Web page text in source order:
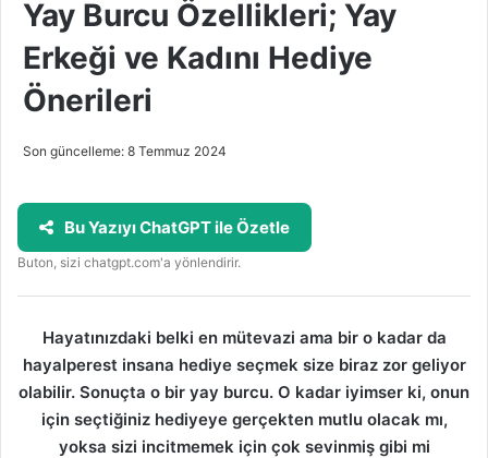
Yay Burcu Özellikleri; Yay
Erkeği ve Kadını Hediye
Önerileri
Son güncelleme: 8 Temmuz 2024
Bu Yazıyı ChatGPT ile Özetle
Buton, sizi chatgpt.com'a yönlendirir.
Hayatınızdaki belki en mütevazi ama bir o kadar da
hayalperest insana hediye seçmek size biraz zor geliyor
olabilir. Sonuçta o bir yay burcu. O kadar iyimser ki, onun
için seçtiğiniz hediyeye gerçekten mutlu olacak mı,
yoksa sizi incitmemek için çok sevinmiş gibi mi